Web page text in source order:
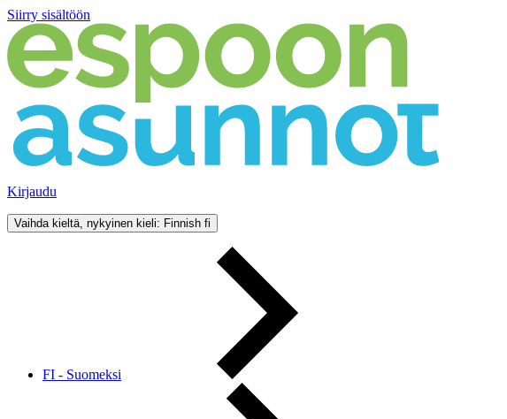
Siirry sisältöön
Kirjaudu
Vaihda kieltä, nykyinen kieli: Finnish fi
FI - Suomeksi